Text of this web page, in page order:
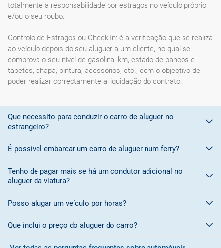
totalmente a responsabilidade por estragos no veículo próprio
e/ou o seu roubo.
Controlo de Estragos ou Check-In: é a verificação que se realiza
ao veículo depois do seu aluguer a um cliente, no qual se
comprova o seu nível de gasolina, km, estado de bancos e
tapetes, chapa, pintura, acessórios, etc., com o objectivo de
poder realizar correctamente a liquidação do contrato.
Que necessito para conduzir o carro de aluguer no
estrangeiro?
Para conduzir em países membros daUnião Europeia é
Mas para ospaíses que não sejam membros da União
nos Convénios de Genebra ou Viena, é necessária
É possível embarcar um carro de aluguer num ferry?
A maioria das empresas de aluguer de automóveis não permite
embarcar os seus veículos num ferry devido a questões
Consulte as condições da empresa de aluguer para obter mais
Tenho de pagar mais se há um condutor adicional no
aluguer da viatura?
Sim. Por cada condutor adicional deverá ser pago um encargo
permita incluir um condutor adicional de forma gratuita.
Posso alugar um veículo por horas?
Actualmente operíodo mínimode aluguer é de
Que inclui o preço do aluguer do carro?